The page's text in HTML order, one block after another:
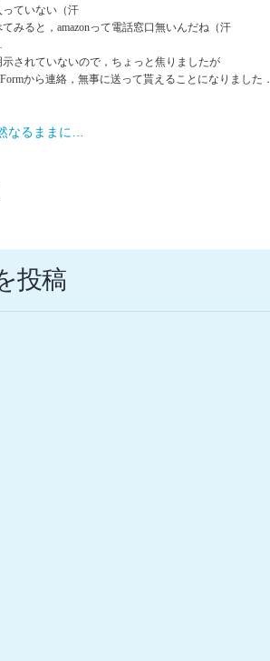
ていない（汗
みると，amazonって電話窓口無いんだね（汗
示されていないので，ちょっと焦りましたが
から連絡，無事に送って貰えることになりました．
なるままに…
投稿